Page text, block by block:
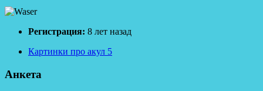
Регистрация: 8 лет назад
Картинки про акул 5
Анкета